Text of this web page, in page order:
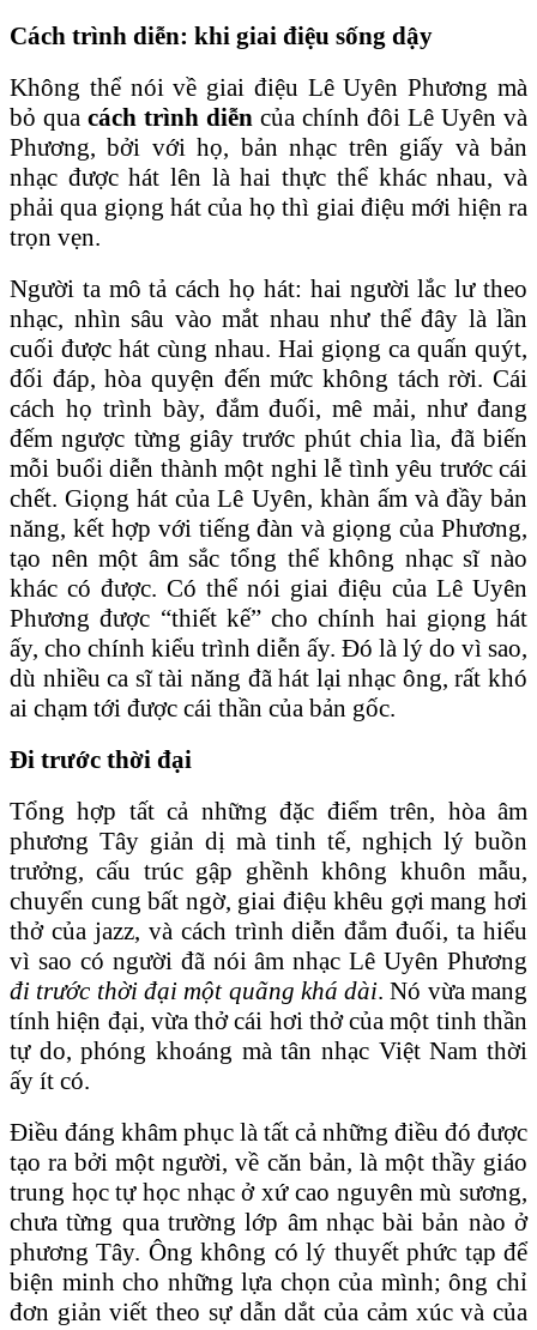
Cách trình diễn: khi giai điệu sống dậy
Không thể nói về giai điệu Lê Uyên Phương mà
bỏ qua cách trình diễn của chính đôi Lê Uyên và
Phương, bởi với họ, bản nhạc trên giấy và bản
nhạc được hát lên là hai thực thể khác nhau, và
phải qua giọng hát của họ thì giai điệu mới hiện ra
trọn vẹn.
Người ta mô tả cách họ hát: hai người lắc lư theo
nhạc, nhìn sâu vào mắt nhau như thể đây là lần
cuối được hát cùng nhau. Hai giọng ca quấn quýt,
đối đáp, hòa quyện đến mức không tách rời. Cái
cách họ trình bày, đắm đuối, mê mải, như đang
đếm ngược từng giây trước phút chia lìa, đã biến
mỗi buổi diễn thành một nghi lễ tình yêu trước cái
chết. Giọng hát của Lê Uyên, khàn ấm và đầy bản
năng, kết hợp với tiếng đàn và giọng của Phương,
tạo nên một âm sắc tổng thể không nhạc sĩ nào
khác có được. Có thể nói giai điệu của Lê Uyên
Phương được “thiết kế” cho chính hai giọng hát
ấy, cho chính kiểu trình diễn ấy. Đó là lý do vì sao,
dù nhiều ca sĩ tài năng đã hát lại nhạc ông, rất khó
ai chạm tới được cái thần của bản gốc.
Đi trước thời đại
Tổng hợp tất cả những đặc điểm trên, hòa âm
phương Tây giản dị mà tinh tế, nghịch lý buồn
trưởng, cấu trúc gập ghềnh không khuôn mẫu,
chuyển cung bất ngờ, giai điệu khêu gợi mang hơi
thở của jazz, và cách trình diễn đắm đuối, ta hiểu
vì sao có người đã nói âm nhạc Lê Uyên Phương
đi trước thời đại một quãng khá dài. Nó vừa mang
tính hiện đại, vừa thở cái hơi thở của một tinh thần
tự do, phóng khoáng mà tân nhạc Việt Nam thời
ấy ít có.
Điều đáng khâm phục là tất cả những điều đó được
tạo ra bởi một người, về căn bản, là một thầy giáo
trung học tự học nhạc ở xứ cao nguyên mù sương,
chưa từng qua trường lớp âm nhạc bài bản nào ở
phương Tây. Ông không có lý thuyết phức tạp để
biện minh cho những lựa chọn của mình; ông chỉ
đơn giản viết theo sự dẫn dắt của cảm xúc và của